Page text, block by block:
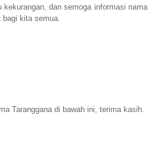
dan semoga informasi nama
bagi kita semua.
Taranggana di bawah ini, terima kasih.